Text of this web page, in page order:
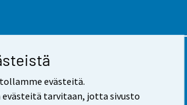
evästeitä.
tarvitaan, jotta sivusto